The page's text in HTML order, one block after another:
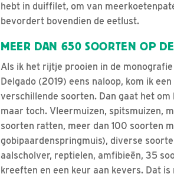
hebt in duiffilet, om van
bevordert bovendien de eetlust.
MEER DAN 650 SOORTEN OP
Als ik het rijtje prooien in de monografie
Delgado (2019) eens naloop, kom ik
verschillende soorten. Dan gaat het
maar toch. Vleermuizen, spitsmuizen,
soorten ratten, meer dan 100 soorten
gobipaardenspringmuis), diverse
aalscholver, reptielen, amfibieën, 35
kreeften en een keur aan kevers. Dat